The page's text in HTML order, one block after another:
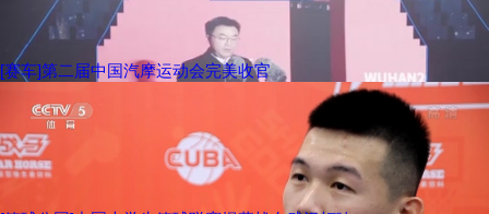
[赛车]第二届中国汽摩运动会完美收官